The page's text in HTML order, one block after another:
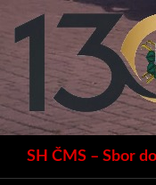
SH ČMS – Sbor